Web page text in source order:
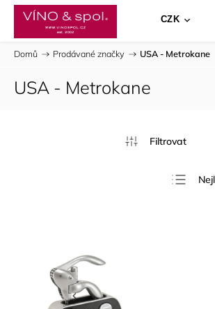
CZK
Domů / Prodávané značky / USA - Metrokane
USA - Metrokane